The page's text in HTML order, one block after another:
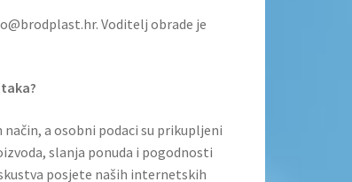
Voditelj obrade je
a osobni podaci su prikupljeni
slanja ponuda i pogodnosti
posjete naših internetskih